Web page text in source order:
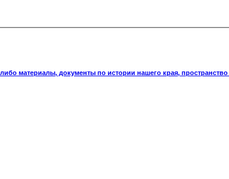
материалы, документы по истории нашего края,